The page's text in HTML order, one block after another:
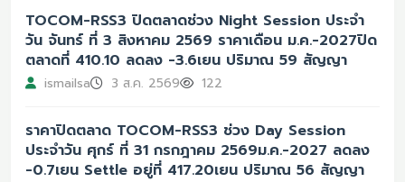
TOCOM-RSS3 ปิดตลาดช่วง Night Session ประจำ
วัน จันทร์ ที่ 3 สิงหาคม 2569 ราคาเดือน ม.ค.-2027ปิด
ตลาดที่ 410.10 ลดลง -3.6เยน ปริมาณ 59 สัญญา
ismailsa 3 ส.ค. 2569 122
ราคาปิดตลาด TOCOM-RSS3 ช่วง Day Session
ประจำวัน ศุกร์ ที่ 31 กรกฎาคม 2569ม.ค.-2027 ลดลง
-0.7เยน Settle อยู่ที่ 417.20เยน ปริมาณ 56 สัญญา